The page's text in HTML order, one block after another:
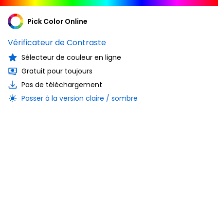
Pick Color Online
Vérificateur de Contraste
Sélecteur de couleur en ligne
Gratuit pour toujours
Pas de téléchargement
Passer à la version claire / sombre